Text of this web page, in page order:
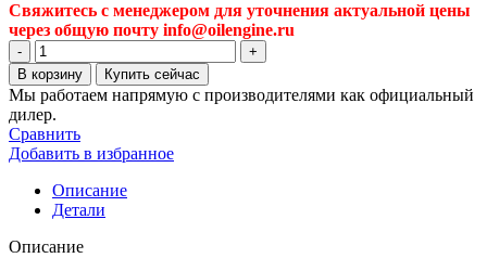
Свяжитесь с менеджером для уточнения актуальной цены
через общую почту info@oilengine.ru
Количество
товара
Гидравлическая
жидкость
Fuchs
renolin
zaf
22
hvi
205
л
В корзину Купить сейчас
Мы работаем напрямую с производителями как официальный
дилер.
Сравнить
Добавить в избранное
Описание
Детали
Описание